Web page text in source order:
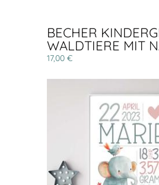
BECHER
WALDTIERE MIT
17,00 €